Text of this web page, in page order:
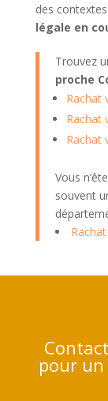
des
légale en
Trouvez
proche
Rachat
Rachat
Rachat
Vous
souvent
pour